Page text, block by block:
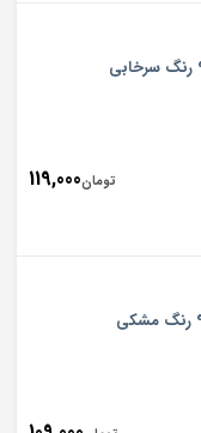
تومان119,000